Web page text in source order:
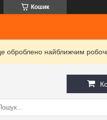
Кошик
оброблено найближчим